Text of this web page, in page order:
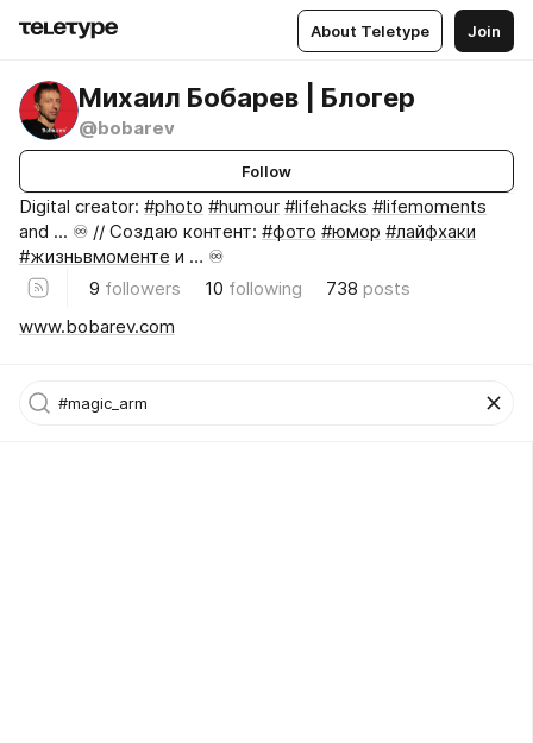
About Teletype Join
Михаил Бобарев | Блогер
@bobarev
Follow
Digital creator: #photo #humour #lifehacks #lifemoments
and ... ♾️ // Создаю контент: #фото #юмор #лайфхаки
#жизньвмоменте и … ♾️
9 followers 10 following 738 posts
www.bobarev.com